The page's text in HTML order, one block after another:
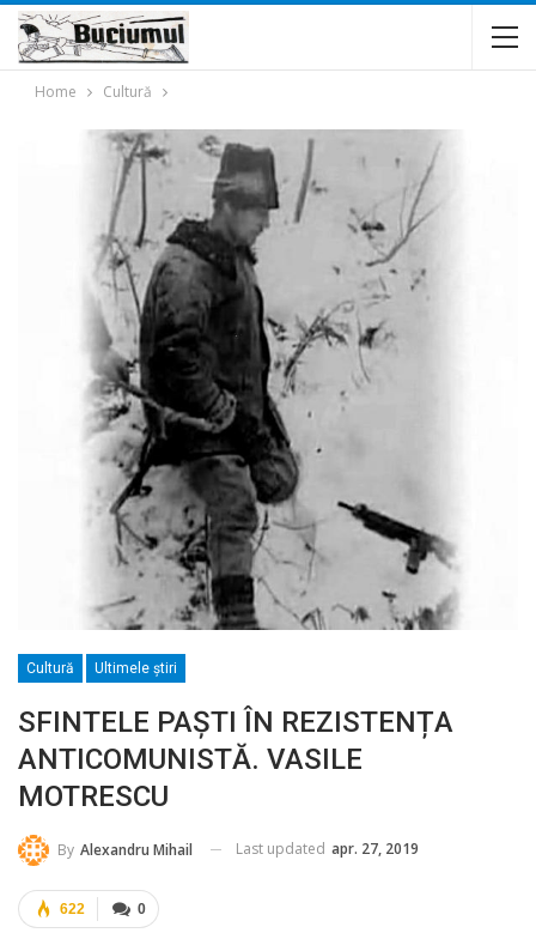
Home Cultură
Cultură Ultimele ştiri
SFINTELE PAȘTI ÎN REZISTENȚA
ANTICOMUNISTĂ. VASILE
MOTRESCU
By Alexandru Mihail Last updated apr. 27, 2019
0
622